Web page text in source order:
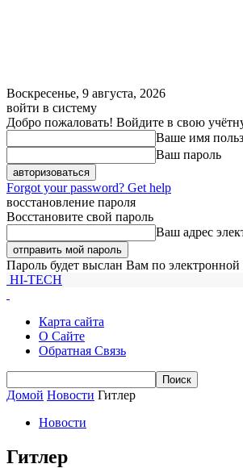
Воскресенье, 9 августа, 2026
войти в систему
Добро пожаловать! Войдите в свою
Ваше имя
Ваш пароль
Forgot your password? Get help
восстановление пароля
Восстановите свой пароль
Ваш адрес
Пароль будет выслан Вам по электронной
HI-TECH
Карта сайта
О Сайте
Обратная Связь
Домой Новости Гитлер
Новости
Гитлер